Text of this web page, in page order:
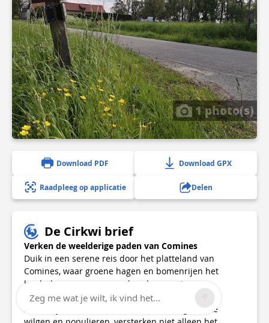
1 photo(s)
Download PDF Download GPX
Raadpleeg op applicatie Delen
De Cirkwi brief
Verken de weelderige paden van Comines
Duik in een serene reis door het platteland van
Comines, waar groene hagen en bomenrijen het
landschap vormgeven en beschermen tegen
temperatuurschommelingen en erosie. Deze
natuurlijke windbrekers, bestaande uit geknotte
Zeg me wat je wilt, ik vind het...